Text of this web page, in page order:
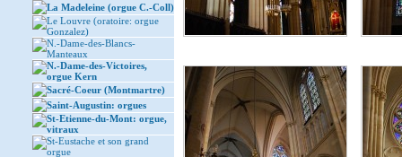
La Madeleine (orgue C.-Coll)
Le Louvre (oratoire: orgue
Gonzalez)
N.-Dame-des-Blancs-
Manteaux
N.-Dame-des-Victoires,
orgue Kern
Sacré-Coeur (Montmartre)
Saint-Augustin: orgues
St-Etienne-du-Mont: orgue,
vitraux
St-Eustache et son grand
orgue